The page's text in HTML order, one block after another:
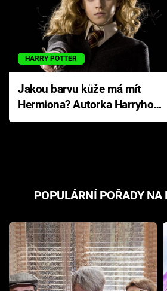
HARRY POTTER
Jakou barvu kůže má mít
Hermiona? Autorka Harryho
Pottera přišla s ráznou
POPULÁRNÍ POŘADY